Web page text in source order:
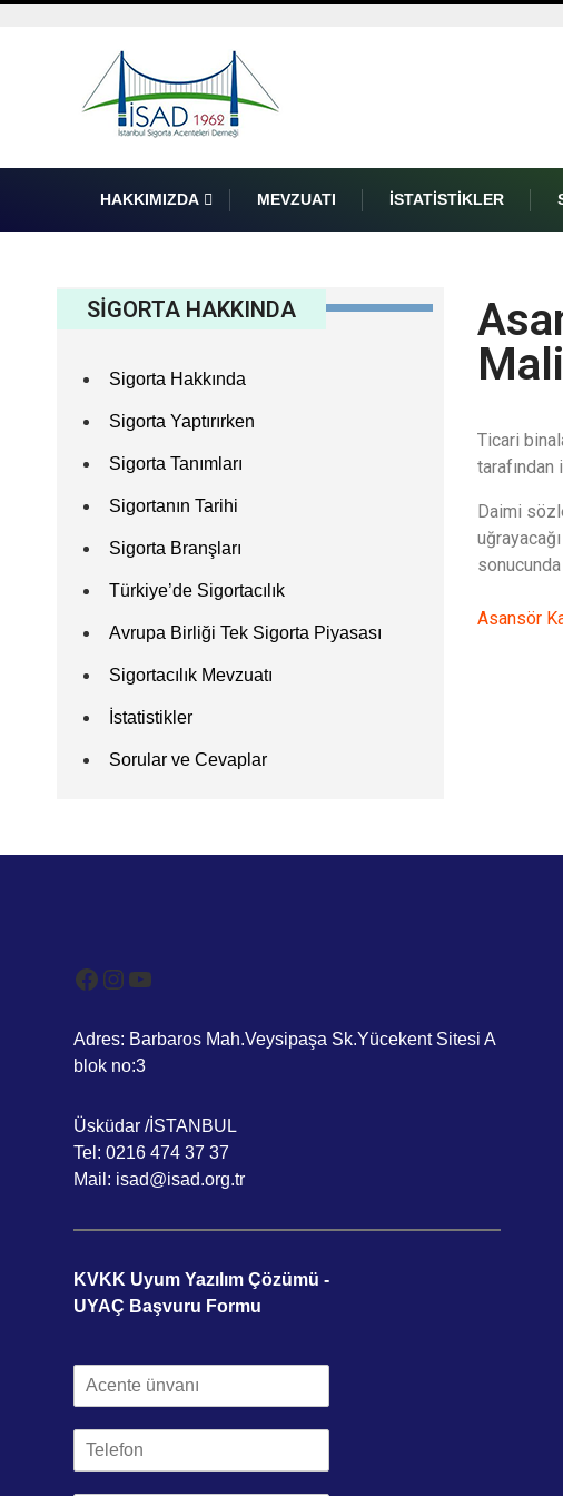
HAKKIMIZDA MEVZUATI İSTATISTIKLER
SİGORTA HAKKINDA
Sigorta Hakkında
Sigorta Yaptırırken
Sigorta Tanımları
Sigortanın Tarihi
Sigorta Branşları
Türkiye’de Sigortacılık
Avrupa Birliği Tek Sigorta Piyasası
Sigortacılık Mevzuatı
İstatistikler
Sorular ve Cevaplar
Ticari
Daimi
Asansör
Adres: Barbaros Mah.Veysipaşa Sk.Yücekent Sitesi A
blok no:3
Üsküdar /İSTANBUL
Tel: 0216 474 37 37
Mail: isad@isad.org.tr
KVKK Uyum Yazılım Çözümü -
UYAÇ Başvuru Formu